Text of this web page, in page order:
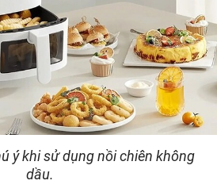
ý khi sử dụng nồi chiên không
dầu.